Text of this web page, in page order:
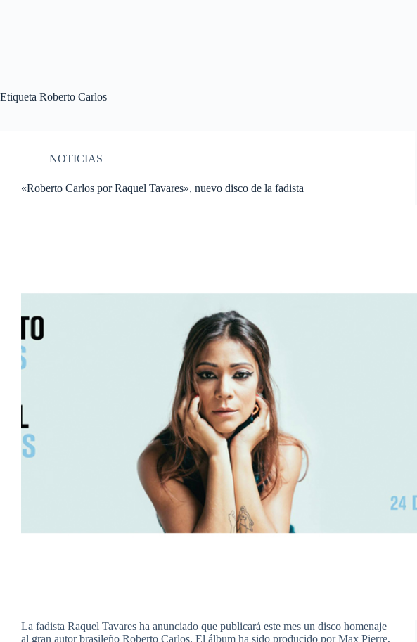
Etiqueta Roberto Carlos
NOTICIAS
«Roberto Carlos por Raquel Tavares», nuevo disco de la fadista
La fadista Raquel Tavares ha anunciado que publicará este mes un disco homenaje
al gran autor brasileño Roberto Carlos. El álbum ha sido producido por Max Pierre,